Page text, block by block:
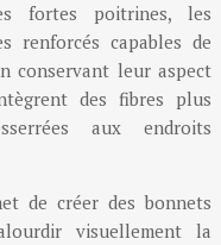
fortes poitrines, les
renforcés capables de
conservant leur aspect
des fibres plus
aux endroits
de créer des bonnets
visuellement la